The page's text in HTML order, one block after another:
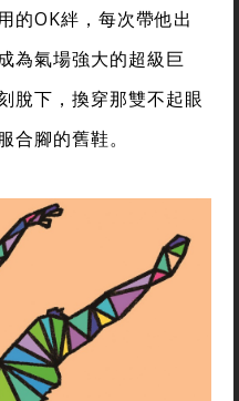
的OK絆，每次帶他出
為氣場強大的超級巨
脫下，換穿那雙不起眼
合腳的舊鞋。